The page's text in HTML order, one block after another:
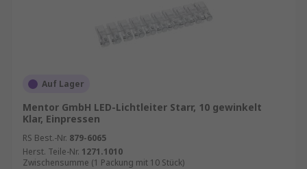
Auf Lager
Mentor GmbH LED-Lichtleiter Starr, 10 gewinkelt
Klar, Einpressen
RS Best.-Nr. 879-6065
Herst. Teile-Nr. 1271.1010
Zwischensumme (1 Packung mit 10 Stück)